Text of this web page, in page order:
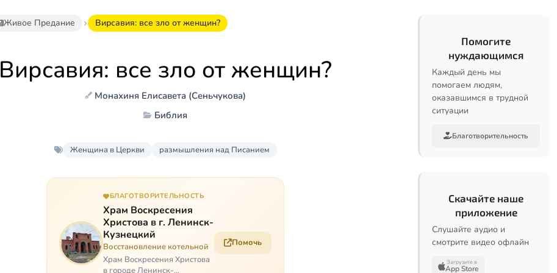
Живое Предание Вирсавия: все зло от женщин?
Вирсавия: все зло от женщин?
Монахиня Елисавета (Сеньчукова)
Библия
Женщина в Церкви размышления над Писанием
БЛАГОТВОРИТЕЛЬНОСТЬ
Храм Воскресения
Христова в г. Ленинск-
Кузнецкий
Восстановление котельной
Храм Воскресения Христова
в городе Ленинск-
Помочь
Помогите
нуждающимся
Каждый день мы
помогаем людям,
оказавшимся в трудной
ситуации
Благотворительность
Скачайте наше
приложение
Слушайте аудио и
смотрите видео офлайн
Загрузите в
App Store